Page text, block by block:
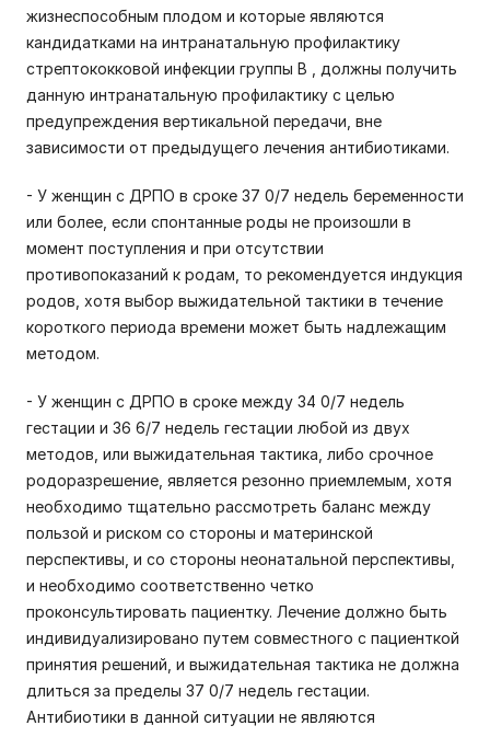
жизнеспособным плодом и которые являются
кандидатками на интранатальную профилактику
стрептококковой инфекции группы В , должны получить
данную интранатальную профилактику с целью
предупреждения вертикальной передачи, вне
зависимости от предыдущего лечения антибиотиками.
- У женщин с ДРПО в сроке 37 0/7 недель беременности
или более, если спонтанные роды не произошли в
момент поступления и при отсутствии
противопоказаний к родам, то рекомендуется индукция
родов, хотя выбор выжидательной тактики в течение
короткого периода времени может быть надлежащим
методом.
- У женщин с ДРПО в сроке между 34 0/7 недель
гестации и 36 6/7 недель гестации любой из двух
методов, или выжидательная тактика, либо срочное
родоразрешение, является резонно приемлемым, хотя
необходимо тщательно рассмотреть баланс между
пользой и риском со стороны и материнской
перспективы, и со стороны неонатальной перспективы,
и необходимо соответственно четко
проконсультировать пациентку. Лечение должно быть
индивидуализировано путем совместного с пациенткой
принятия решений, и выжидательная тактика не должна
длиться за пределы 37 0/7 недель гестации.
Антибиотики в данной ситуации не являются